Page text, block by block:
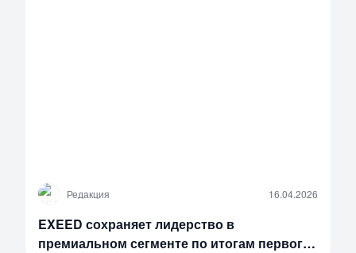
Р Редакция 16.04.2026
EXEED сохраняет лидерство в
премиальном сегменте по итогам первого